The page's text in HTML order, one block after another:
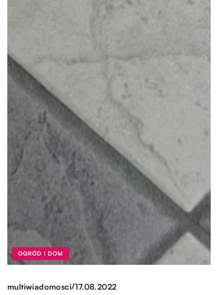
OGRÓD I DOM
multiwiadomosci/17.08.2022